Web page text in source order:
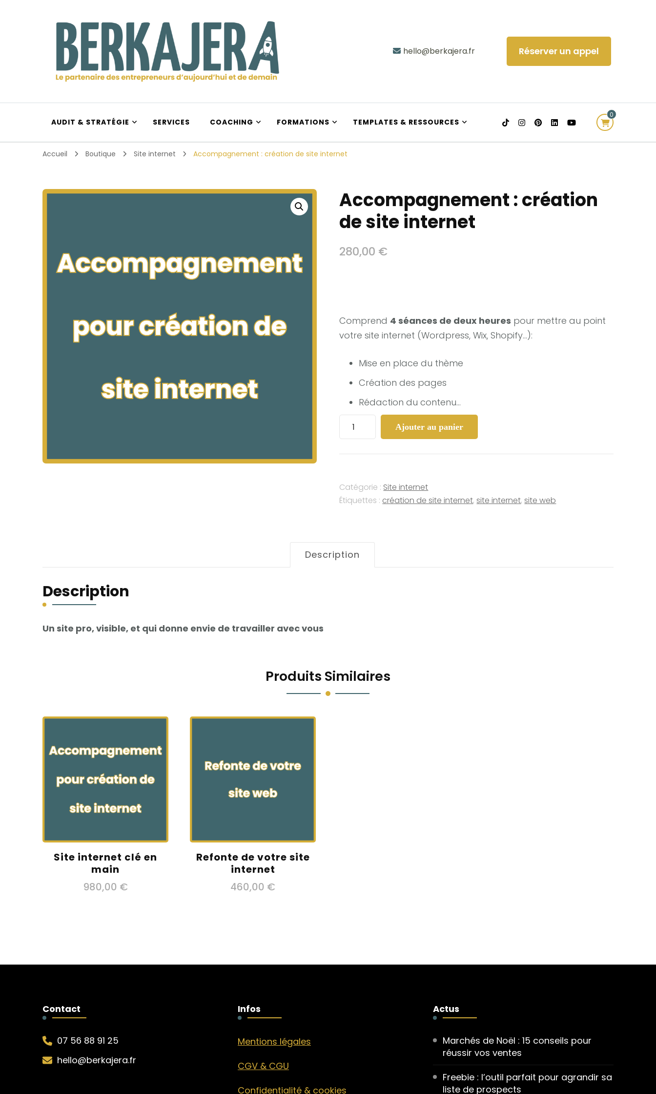
Berkajera
hello@berkajera.fr Réserver un appel
AUDIT & STRATÉGIE SERVICES COACHING FORMATIONS TEMPLATES & RESSOURCES
0
Accueil Boutique Site internet Accompagnement : création de site internet
Accompagnement : création
de site internet
280,00 €
Comprend 4 séances de deux heures pour mettre au point
votre site internet (Wordpress, Wix, Shopify…):
Mise en place du thème
Création des pages
Rédaction du contenu…
quantité
de
Accompagnement
de
Ajouter au panier
Catégorie : Site internet
Étiquettes : création de site internet,site internet,site web
Description
Description
Un site pro, visible, et qui donne envie de travailler avec vous
Produits Similaires
Site internet clé en
main
980,00 €
Refonte de votre site
internet
460,00 €
Contact
07 56 88 91 25
hello@berkajera.fr
Infos
Mentions légales
CGV & CGU
Confidentialité & cookies
Actus
Marchés de Noël : 15 conseils pour
réussir vos ventes
Freebie : l’outil parfait pour agrandir sa
liste de prospects